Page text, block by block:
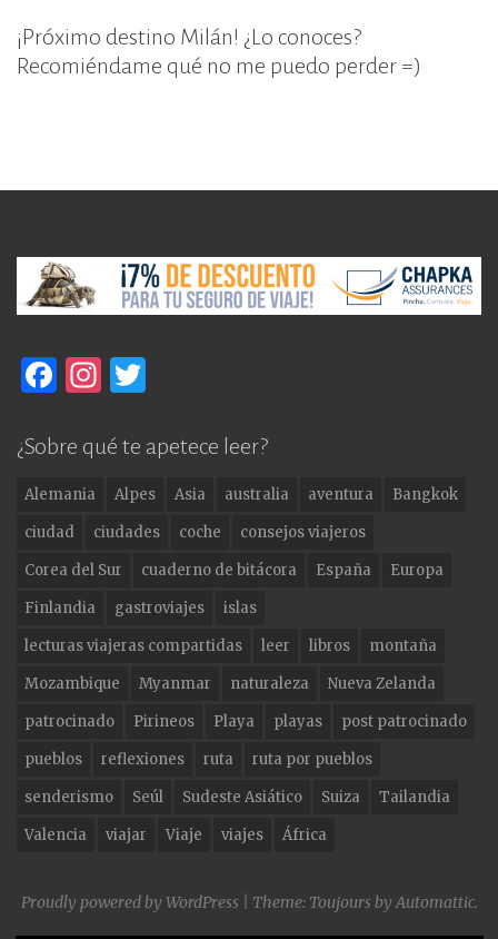
¡Próximo destino Milán! ¿Lo conoces?
Recomiéndame qué no me puedo perder =)
F
c
e
b
o
o
k
In
a
g
ra
m
it
te
r
¿Sobre qué te apetece leer?
Alemania Alpes Asia australia aventura
Bangkok
ciudad
ciudades coche
consejos viajeros
Corea del Sur
cuaderno de bitácora España
Europa
Finlandia
gastroviajes
islas
lecturas viajeras compartidas
leer libros
montaña
Mozambique
Myanmar naturaleza
Nueva Zelanda
patrocinado
Pirineos Playa playas
post patrocinado
pueblos
reflexiones ruta
ruta por pueblos
senderismo
Seúl Sudeste Asiático Suiza
Tailandia
Valencia
viajar Viaje viajes África
Proudly powered by WordPress Theme: Toujours byAutomattic.